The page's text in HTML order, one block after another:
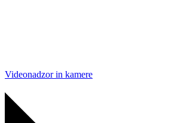
Videonadzor in kamere